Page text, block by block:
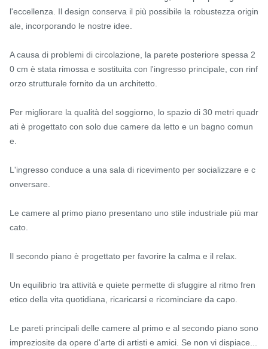
l'eccellenza. Il design conserva il più possibile la robustezza origin
ale, incorporando le nostre idee.
A causa di problemi di circolazione, la parete posteriore spessa 2
0 cm è stata rimossa e sostituita con l'ingresso principale, con rinf
orzo strutturale fornito da un architetto.
Per migliorare la qualità del soggiorno, lo spazio di 30 metri quadr
ati è progettato con solo due camere da letto e un bagno comun
e.
L'ingresso conduce a una sala di ricevimento per socializzare e c
onversare.
Le camere al primo piano presentano uno stile industriale più mar
cato.
Il secondo piano è progettato per favorire la calma e il relax.
Un equilibrio tra attività e quiete permette di sfuggire al ritmo fren
etico della vita quotidiana, ricaricarsi e ricominciare da capo.
Le pareti principali delle camere al primo e al secondo piano sono
impreziosite da opere d'arte di artisti e amici. Se non vi dispiace...